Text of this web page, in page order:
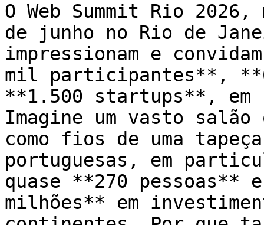
O Web Summit Rio
de junho no Rio de
impressionam e
mil participantes**,
**1.500 startups**, em
Imagine um vasto
como fios de uma
portuguesas, em
quase **270 pessoas**
milhões** em